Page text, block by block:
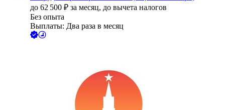
до 62 500 ₽ за месяц, до вычета налогов
Без опыта
Выплаты: Два раза в месяц